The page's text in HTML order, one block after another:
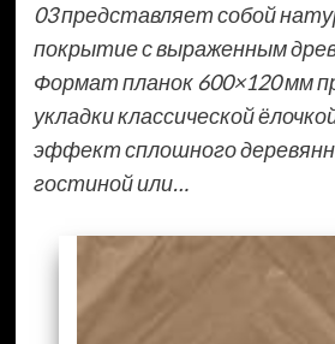
03 представляет собой
покрытие с выраженным
Формат планок 600×120 мм
укладки классической
эффект сплошного
гостиной или…